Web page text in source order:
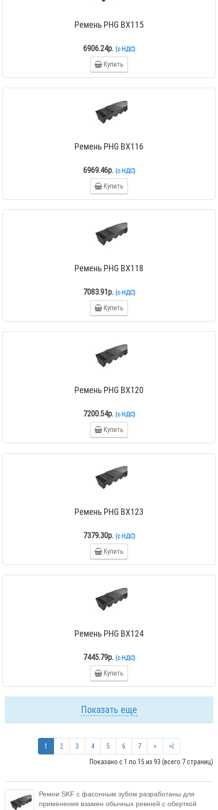
Ремень PHG BX115
6906.24р. (с НДС)
Купить
Ремень PHG BX116
6969.46р. (с НДС)
Купить
Ремень PHG BX118
7083.91р. (с НДС)
Купить
Ремень PHG BX120
7200.54р. (с НДС)
Купить
Ремень PHG BX123
7379.30р. (с НДС)
Купить
Ремень PHG BX124
7445.79р. (с НДС)
Купить
Показать еще
1 2 3 4 5 6 7 >
>|
Показано с 1 по 15 из 93 (всего 7 страниц)
Ремни SKF с фасонным зубом разработаны для
применения взамен обычных ремней с оберткой